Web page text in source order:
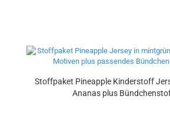
Stoffpaket Pineapple Kinderstoff
Ananas plus